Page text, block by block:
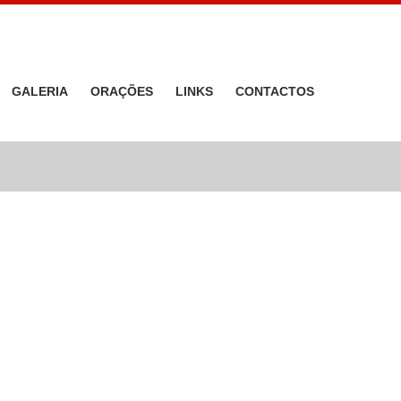
GALERIA ORAÇÕES LINKS CONTACTOS